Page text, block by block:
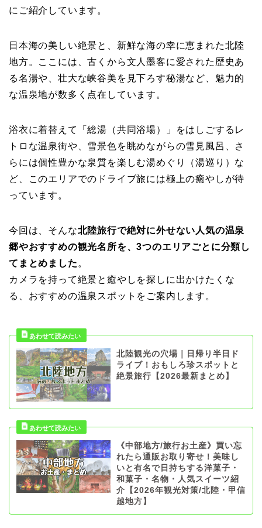
にご紹介しています。
日本海の美しい絶景と、新鮮な海の幸に恵まれた北陸
地方。ここには、古くから文人墨客に愛された歴史あ
る名湯や、壮大な峡谷美を見下ろす秘湯など、魅力的
な温泉地が数多く点在しています。
浴衣に着替えて「総湯（共同浴場）」をはしごするレ
トロな温泉街や、雪景色を眺めながらの雪見風呂、さ
らには個性豊かな泉質を楽しむ湯めぐり（湯巡り）な
ど、このエリアでのドライブ旅には極上の癒やしが待
っています。
今回は、そんな北陸旅行で絶対に外せない人気の温泉
郷やおすすめの観光名所を、3つのエリアごとに分類し
てまとめました 。
カメラを持って絶景と癒やしを探しに出かけたくな
る、おすすめの温泉スポットをご案内します。
北陸観光の穴場｜日帰り半日ド
ライブ！おもしろ珍スポットと
絶景旅行【2026最新まとめ】
《中部地方/旅行お土産》買い忘
れたら通販お取り寄せ！美味し
いと有名で日持ちする洋菓子・
和菓子・名物・人気スイーツ紹
介【2026年観光対策/北陸・甲信
越地方】